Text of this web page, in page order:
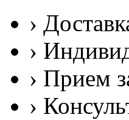
›
›
› Прием
›